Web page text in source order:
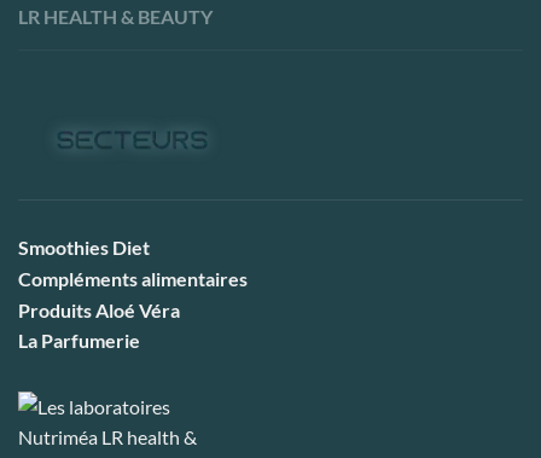
LR HEALTH & BEAUTY
Smoothies Diet
Compléments alimentaires
Produits Aloé Véra
La Parfumerie